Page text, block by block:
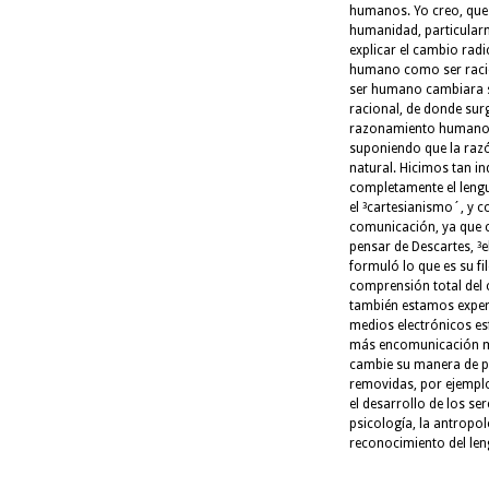
humanos. Yo creo,
humanidad,
explicar el cambio
humano como ser
ser humano cambiara
racional, de donde
razonamiento
suponiendo que la
natural. Hicimos tan
completamente el
el ³cartesianismo´, y
comunicación, ya que
pensar de Descartes,
formuló lo que es su
comprensión total del
también estamos
medios electrónicos
más encomunicación
cambie su manera de
removidas, por
el desarrollo de los
psicología, la
reconocimiento del